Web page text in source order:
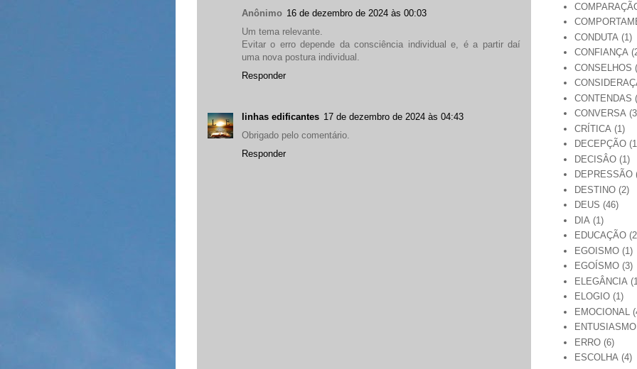
Anônimo 16 de dezembro de 2024 às 00:03
Um tema relevante.
Evitar o erro depende da consciência individual e, é a partir daí
uma nova postura individual.
Responder
linhas edificantes 17 de dezembro de 2024 às 04:43
Obrigado pelo comentário.
Responder
CONDUTA (1)
CONFIANÇA
CONSELHOS
CONTENDAS
CONVERSA
CRÍTICA (1)
DECEPÇÃO
DECISÂO (1)
DEPRESSÃO
DESTINO (2)
DEUS (46)
DIA (1)
EDUCAÇÃO
EGOISMO (1)
EGOÍSMO (3)
ELEGÂNCIA
ELOGIO (1)
EMOCIONAL
ENTUSIASMO
ERRO (6)
ESCOLHA (4)